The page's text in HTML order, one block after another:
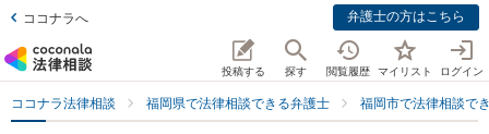
ココナラへ 弁護士の方はこちら
投稿する 探す 閲覧履歴 マイリスト ログイン
ココナラ法律相談 福岡県で法律相談できる弁護士 福岡市で法律相談で